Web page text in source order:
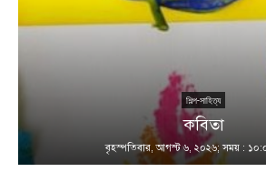
শিল্প-সাহিত্য
কবিতা
বৃহস্পতিবার, আগস্ট ৬, ২০২৬; সময় :